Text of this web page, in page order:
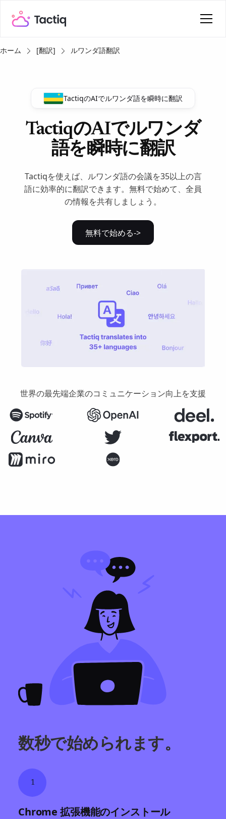
ホーム [翻訳] ルワンダ語翻訳
TactiqのAIでルワンダ語を瞬時に翻訳
TactiqのAIでルワンダ
語を瞬時に翻訳
Tactiqを使えば、ルワンダ語の会議を35以上の言
語に効率的に翻訳できます。無料で始めて、全員
の情報を共有しましょう。
無料で始める->
世界の最先端企業のコミュニケーション向上を支援
数秒で始められます。
1
Chrome 拡張機能のインストール